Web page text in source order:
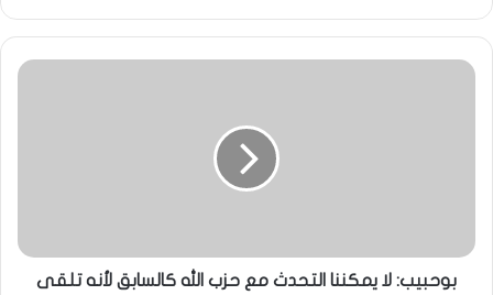
بوحبيب: لا يمكننا التحدث مع حزب الله كالسابق لأنه تلقى